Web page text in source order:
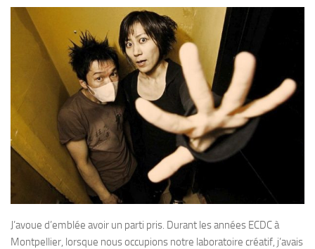
J’avoue d’emblée avoir un parti pris. Durant les années ECDC à
Montpellier, lorsque nous occupions notre laboratoire créatif, j’avais